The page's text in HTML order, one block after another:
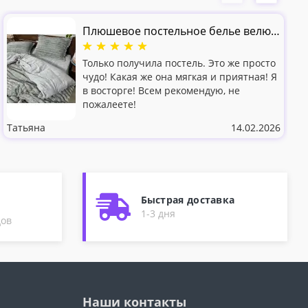
Плюшевое постельное белье велюр
теплое Кролик Шарпей Серый
Только получила постель. Это же просто
чудо! Какая же она мягкая и приятная! Я
в восторге! Всем рекомендую, не
пожалеете!
Татьяна
14.02.2026
Быстрая доставка
1-3 дня
Наши контакты